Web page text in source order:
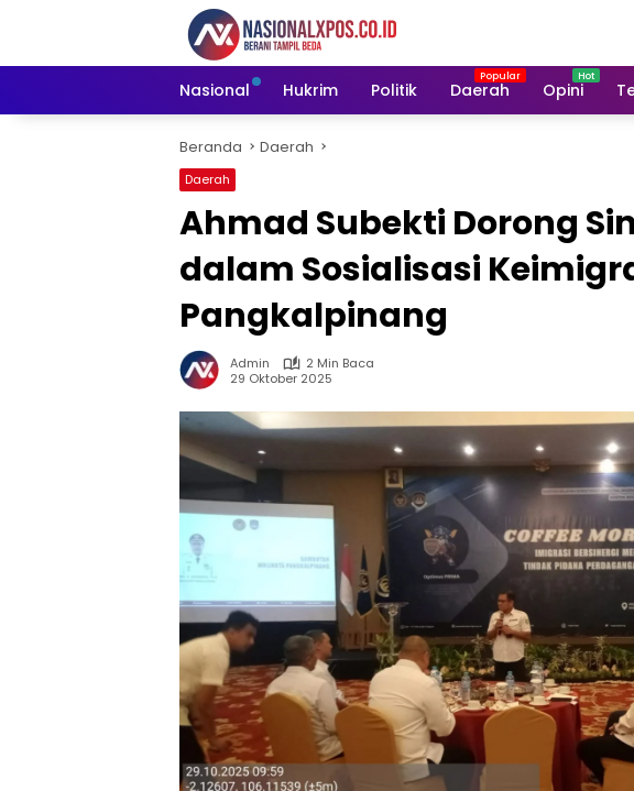
Nasional
Hukrim Politik Daerah Opini
Beranda Daerah
Daerah
Ahmad Subekti Dorong
dalam Sosialisasi
Pangkalpinang
Admin
2 Min Baca
29 Oktober 2025